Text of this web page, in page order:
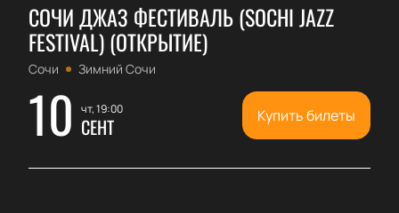
СОЧИ ДЖАЗ ФЕСТИВАЛЬ (SOCHI JAZZ
FESTIVAL) (ОТКРЫТИЕ)
Сочи Зимний Сочи
10 чт, 19:00
СЕНТ Купить билеты